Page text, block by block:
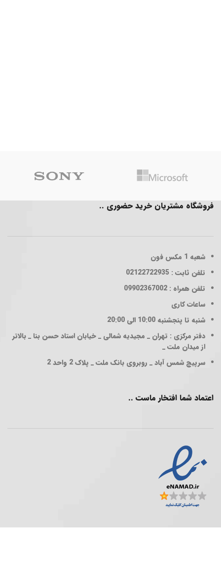
فروشگاه مشتریان خرید حضوری ..
شعبه 1
مکس فون
تلفن ثابت : 02122722935
تلفن همراه : 09902367002
ساعات کاری
شنبه تا پنجشنبه 10:00 الی 20:00
دفتر مرکزی : تهران _ مجیدیه شمالی _ خیابان استاد حسن بنا _ بالاتر
از میدان ملت _
سرپیچ شمس آباد _ روبروی بانک ملت _ پلاک 2 واحد 2
اعتماد شما افتخار ماست ..